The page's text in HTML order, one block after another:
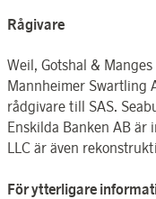
Rågivare
Weil, Gotshal &
Mannheimer Swartling
rådgivare till SAS.
Enskilda Banken AB är
LLC är även
För ytterligare